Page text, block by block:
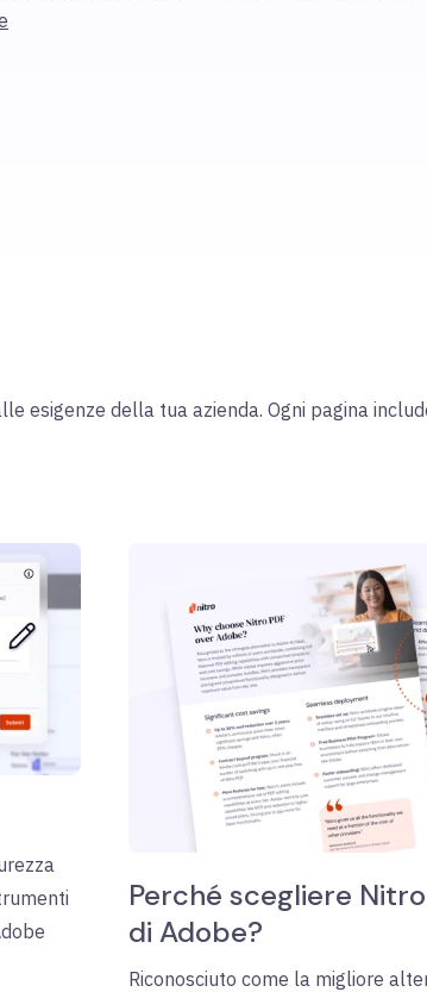
esigenze della tua azienda. Ogni pagina
Perché scegliere
di Adobe?
Riconosciuto come la migliore